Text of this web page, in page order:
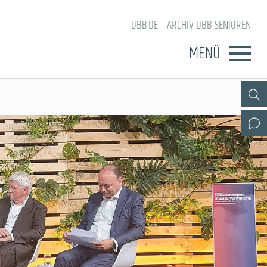
DBB.DE ARCHIV DBB SENIOREN
MENÜ